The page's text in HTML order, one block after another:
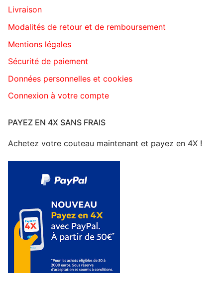
Livraison
Modalités de retour et de remboursement
Mentions légales
Sécurité de paiement
Données personnelles et cookies
Connexion à votre compte
PAYEZ EN 4X SANS FRAIS
Achetez votre couteau maintenant et payez en 4X !